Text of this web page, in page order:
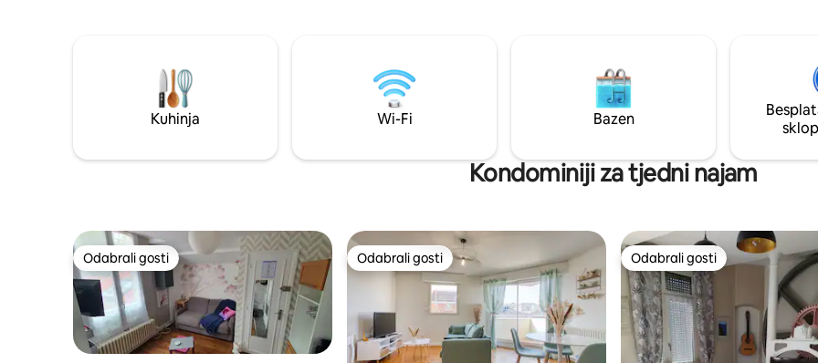
najbolje trgovine, restorane i barove u
neovisnom vlasništvu. Trebate li
preporuke? Samo pitajte, volim dijeliti s
om i brzim Wi-Fi-jem • Velika kupaonica s
kadom • potpuno opremljena kuhinja
Besplatno i sigurno parkirališno mjesto u
podrumu
Porchefontaine RER C udaljena
minuta hoda. Željeznička postaja
Montreuil udaljena je 15
Kuhinja Wi-Fi Bazen
Kondominiji za tjedni najam
Odabrali gosti
Odabrali gosti Odabrali gosti
Odabrali gosti Odabrali gosti
Odabrali gosti